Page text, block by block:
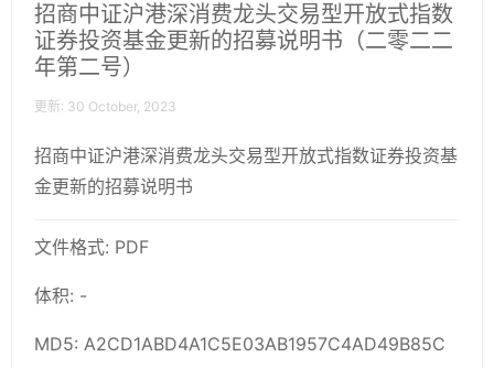
招商中证沪港深消费龙头交易型开放式指数
证券投资基金更新的招募说明书（二零二二
年第二号）
更新: 30 October, 2023
招商中证沪港深消费龙头交易型开放式指数证券投资基
金更新的招募说明书
文件格式: PDF
体积: -
MD5: A2CD1ABD4A1C5E03AB1957C4AD49B85C